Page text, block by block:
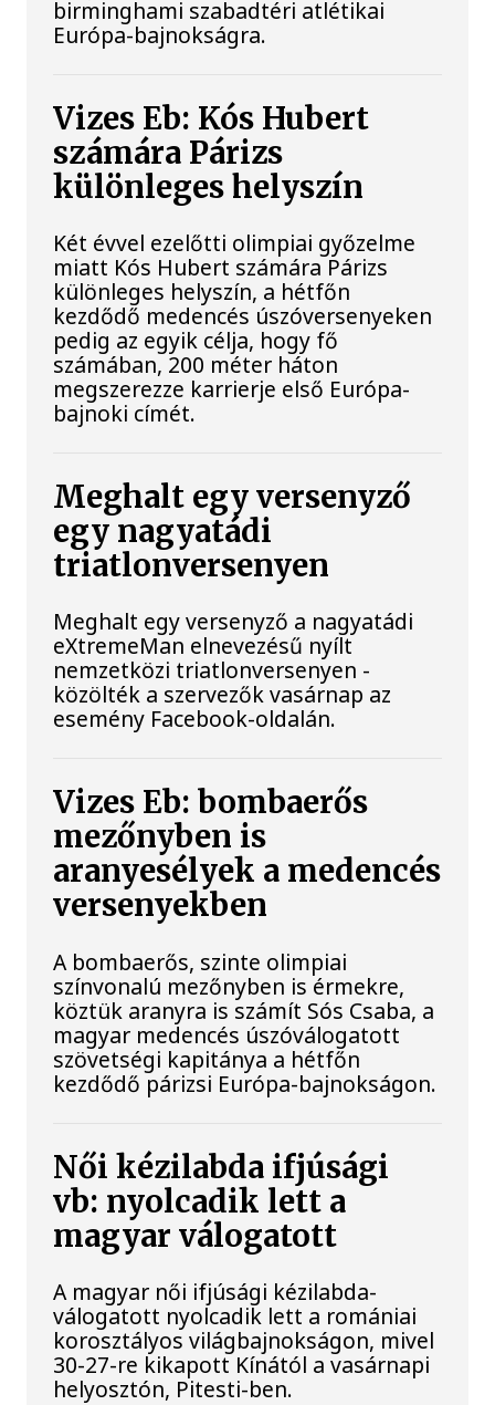
birminghami szabadtéri atlétikai
Európa-bajnokságra.
Vizes Eb: Kós Hubert
számára Párizs
különleges helyszín
Két évvel ezelőtti olimpiai győzelme
miatt Kós Hubert számára Párizs
különleges helyszín, a hétfőn
kezdődő medencés úszóversenyeken
pedig az egyik célja, hogy fő
számában, 200 méter háton
megszerezze karrierje első Európa-
bajnoki címét.
Meghalt egy versenyző
egy nagyatádi
triatlonversenyen
Meghalt egy versenyző a nagyatádi
eXtremeMan elnevezésű nyílt
nemzetközi triatlonversenyen -
közölték a szervezők vasárnap az
esemény Facebook-oldalán.
Vizes Eb: bombaerős
mezőnyben is
aranyesélyek a medencés
versenyekben
A bombaerős, szinte olimpiai
színvonalú mezőnyben is érmekre,
köztük aranyra is számít Sós Csaba, a
magyar medencés úszóválogatott
szövetségi kapitánya a hétfőn
kezdődő párizsi Európa-bajnokságon.
Női kézilabda ifjúsági
vb: nyolcadik lett a
magyar válogatott
A magyar női ifjúsági kézilabda-
válogatott nyolcadik lett a romániai
korosztályos világbajnokságon, mivel
30-27-re kikapott Kínától a vasárnapi
helyosztón, Pitesti-ben.